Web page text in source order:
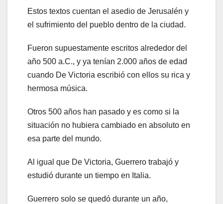
Estos textos cuentan el asedio de Jerusalén y
el sufrimiento del pueblo dentro de la ciudad.
Fueron supuestamente escritos alrededor del
año 500 a.C., y ya tenían 2.000 años de edad
cuando De Victoria escribió con ellos su rica y
hermosa música.
Otros 500 años han pasado y es como si la
situación no hubiera cambiado en absoluto en
esa parte del mundo.
Al igual que De Victoria, Guerrero trabajó y
estudió durante un tiempo en Italia.
Guerrero solo se quedó durante un año,